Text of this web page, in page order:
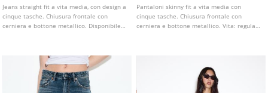
Jeans straight fit a vita media, con design a
cinque tasche. Chiusura frontale con
cerniera e bottone metallico. Disponibile
Pantaloni skinny fit a vita media con
cinque tasche. Chiusura frontale con
cerniera e bottone metallico. Vita: regular